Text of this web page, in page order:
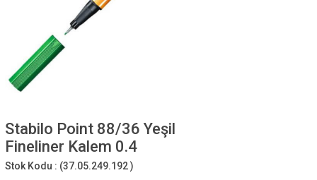
Stabilo Point 88/36 Yeşil
Fineliner Kalem 0.4
Stok Kodu : (37.05.249.192 )